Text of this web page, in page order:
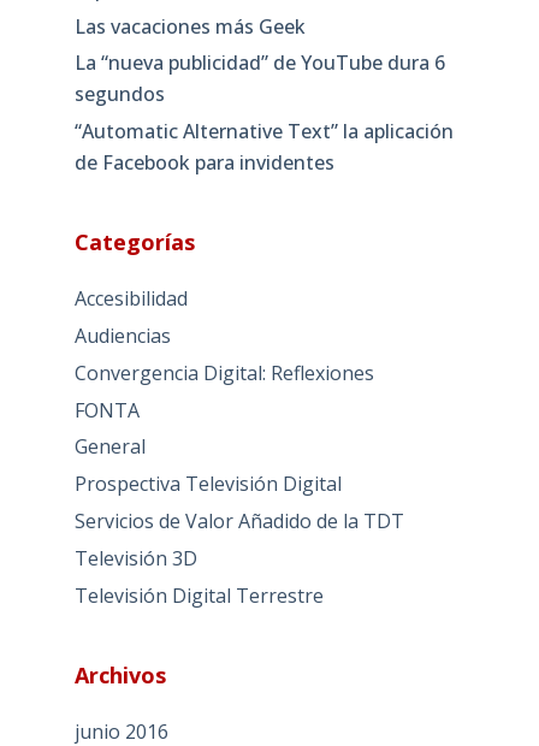
Las vacaciones más Geek
La “nueva publicidad” de YouTube dura 6
segundos
“Automatic Alternative Text” la aplicación
de Facebook para invidentes
Categorías
Accesibilidad
Audiencias
Convergencia Digital: Reflexiones
FONTA
General
Prospectiva Televisión Digital
Servicios de Valor Añadido de la TDT
Televisión 3D
Televisión Digital Terrestre
Archivos
junio 2016